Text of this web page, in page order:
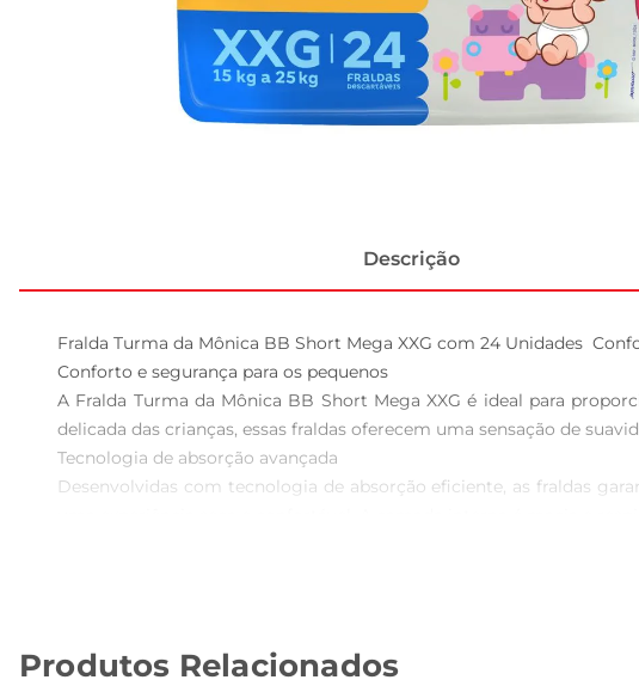
Descrição
Fralda Turma da Mônica BB Short Mega XXG com 24 Unidades
Conforto e segurança para os pequenos
A Fralda Turma da Mônica BB Short Mega XXG é ideal para
delicada das crianças, essas fraldas oferecem uma sensação de
Tecnologia de absorção avançada
Desenvolvidas com tecnologia de absorção eficiente, as fraldas
Com estampas inspiradas na Turma da Mônica, essas fraldas
Produtos Relacionados